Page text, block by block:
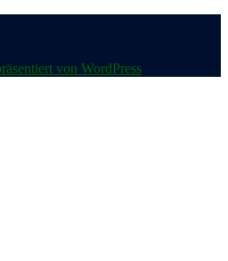
von WordPress